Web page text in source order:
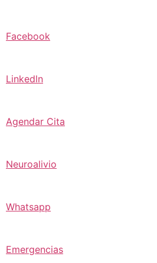
Facebook
Linkedln
Agendar Cita
Neuroalivio
Whatsapp
Emergencias